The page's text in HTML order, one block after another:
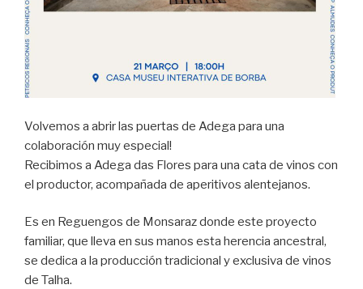
Volvemos a abrir las puertas de Adega para una
colaboración muy especial!
Recibimos a Adega das Flores para una cata de vinos con
el productor, acompañada de aperitivos alentejanos.
Es en Reguengos de Monsaraz donde este proyecto
familiar, que lleva en sus manos esta herencia ancestral,
se dedica a la producción tradicional y exclusiva de vinos
de Talha.